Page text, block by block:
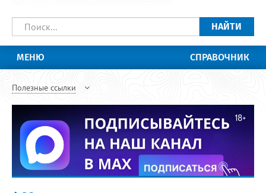
НАЙТИ
МЕНЮ СПРАВОЧНИК
Полезные ссылки